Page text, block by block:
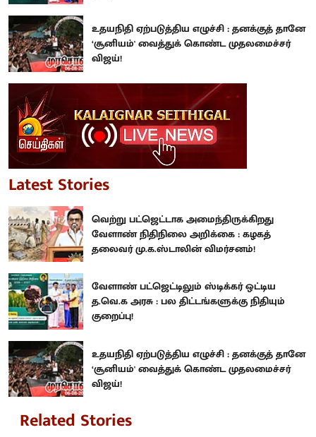
உதயநிதி ஏற்படுத்திய எழுச்சி : தனக்குத் தானே
‘சூனியம்' வைத்துக் கொண்ட முதலமைச்சர்
விஜய்!
Latest Stories
வெற்று பட்ஜெட்டாக அமைந்திருக்கிறது
வேளாண் நிதிநிலை அறிக்கை : கழகத்
தலைவர் மு.க.ஸ்டாலின் விமர்சனம்!
வேளாண் பட்ஜெட்டிலும் ஸ்டிக்கர் ஒட்டிய
த.வெ.க அரசு : பல திட்டங்களுக்கு நிதியும்
குறைப்பு!
உதயநிதி ஏற்படுத்திய எழுச்சி : தனக்குத் தானே
‘சூனியம்' வைத்துக் கொண்ட முதலமைச்சர்
விஜய்!
Related Stories